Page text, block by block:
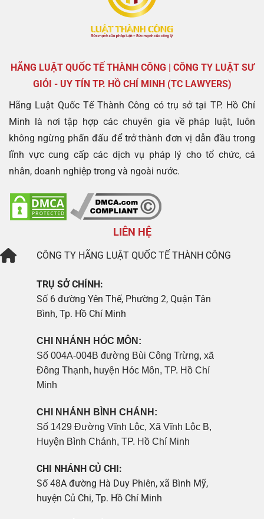
HÃNG LUẬT QUỐC TẾ THÀNH CÔNG | CÔNG TY LUẬT SƯ
GIỎI - UY TÍN TP. HỒ CHÍ MINH (TC LAWYERS)
Hãng Luật Quốc Tế Thành Công có trụ sở tại TP. Hồ Chí
Minh là nơi tập hợp các chuyên gia về pháp luật, luôn
không ngừng phấn đấu để trở thành đơn vị dẫn đầu trong
lĩnh vực cung cấp các dịch vụ pháp lý cho tổ chức, cá
nhân, doanh nghiệp trong và ngoài nước.
LIÊN HỆ
CÔNG TY HÃNG LUẬT QUỐC TẾ THÀNH CÔNG
TRỤ SỞ CHÍNH:
Số 6 đường Yên Thế, Phường 2, Quận Tân
Bình, Tp. Hồ Chí Minh
CHI NHÁNH HÓC MÔN:
Số 004A-004B đường Bùi Công Trừng, xã
Đông Thạnh, huyện Hóc Môn, TP. Hồ Chí
Minh
CHI NHÁNH BÌNH CHÁNH:
Số 1429 Đường Vĩnh Lộc, Xã Vĩnh Lộc B,
Huyện Bình Chánh, TP. Hồ Chí Minh
CHI NHÁNH CỦ CHI:
Số 48A đường Hà Duy Phiên, xã Bình Mỹ,
huyện Củ Chi, Tp. Hồ Chí Minh